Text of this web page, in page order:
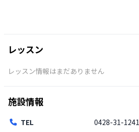
レッスン
レッスン情報はまだありません
施設情報
TEL
0428-31-1241